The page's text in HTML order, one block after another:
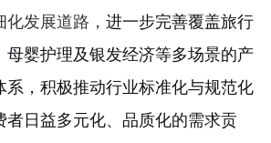
发展道路， 进一步完善覆盖旅行
母婴护理及银发经济等多场景的产
系，积极推动行业标准化与规范化
者日益多元化、品质化的需求贡